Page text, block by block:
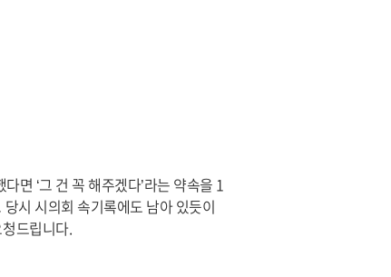
면 ‘그 건 꼭 해주겠다’라는 약속을 1
시 시의회 속기록에도 남아 있듯이
드립니다.